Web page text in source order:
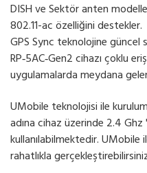
DISH ve Sektör anten
802.11-ac özelliğini destekler.
GPS Sync teknolojine güncel
RP‑5AC‑Gen2 cihazı çoklu
uygulamalarda meydana
UMobile teknolojisi ile
adına cihaz üzerinde 2.4 Ghz
kullanılabilmektedir. UMobile
rahatlıkla